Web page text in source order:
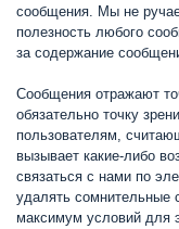
сообщения. Мы не
полезность любого
за содержание
Сообщения отражают
обязательно точку
пользователям,
вызывает какие-либо
связаться с нами по
удалять сомнительные
максимум условий для